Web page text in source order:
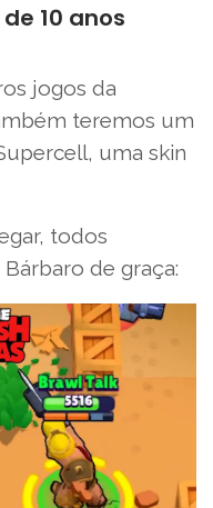
10 anos
jogos da
teremos um
uma skin
todos
de graça: